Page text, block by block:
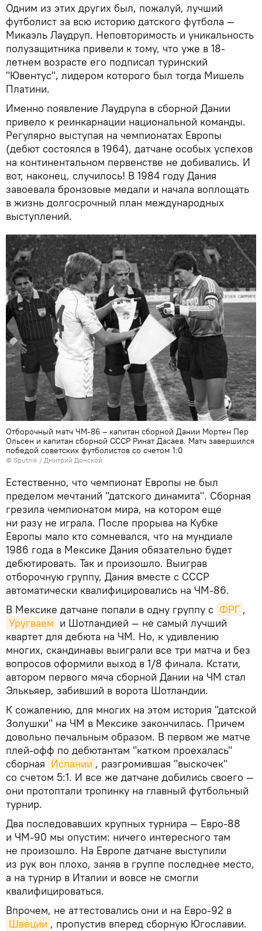
Одним из этих других был, пожалуй, лучший
футболист за всю историю датского футбола —
Микаэль Лаудруп. Неповторимость и уникальность
полузащитника привели к тому, что уже в 18-
летнем возрасте его подписал туринский
"Ювентус", лидером которого был тогда Мишель
Платини.
Именно появление Лаудрупа в сборной Дании
привело к реинкарнации национальной команды.
Регулярно выступая на чемпионатах Европы
(дебют состоялся в 1964), датчане особых успехов
на континентальном первенстве не добивались. И
вот, наконец, случилось! В 1984 году Дания
завоевала бронзовые медали и начала воплощать
в жизнь долгосрочный план международных
выступлений.
Отборочный матч ЧМ-86 – капитан сборной Дании Мортен Пер
Ольсен и капитан сборной СССР Ринат Дасаев. Матч завершился
победой советских футболистов со счетом 1:0
© Sputnik / Дмитрий Донской
Естественно, что чемпионат Европы не был
пределом мечтаний "датского динамита". Сборная
грезила чемпионатом мира, на котором еще
ни разу не играла. После прорыва на Кубке
Европы мало кто сомневался, что на мундиале
1986 года в Мексике Дания обязательно будет
дебютировать. Так и произошло. Выиграв
отборочную группу, Дания вместе с СССР
автоматически квалифицировались на ЧМ-86.
В Мексике датчане попали в одну группу с ФРГ ,
Уругваем и Шотландией — не самый лучший
квартет для дебюта на ЧМ. Но, к удивлению
многих, скандинавы выиграли все три матча и без
вопросов оформили выход в 1/8 финала. Кстати,
автором первого мяча сборной Дании на ЧМ стал
Элькьяер, забивший в ворота Шотландии.
К сожалению, для многих на этом история "датской
Золушки" на ЧМ в Мексике закончилась. Причем
довольно печальным образом. В первом же матче
плей-офф по дебютантам "катком проехалась"
сборная Испании , разгромившая "выскочек"
со счетом 5:1. И все же датчане добились своего —
они протоптали тропинку на главный футбольный
турнир.
Два последовавших крупных турнира — Евро-88
и ЧМ-90 мы опустим: ничего интересного там
не произошло. На Европе датчане выступили
из рук вон плохо, заняв в группе последнее место,
а на турнир в Италии и вовсе не смогли
квалифицироваться.
Впрочем, не аттестовались они и на Евро-92 в
Швеции , пропустив вперед сборную Югославии.